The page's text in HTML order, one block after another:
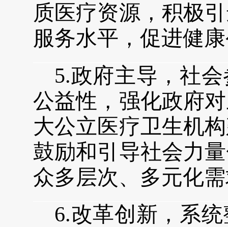
质医疗资源 ，积极
服务水平，促进健
5.政府主导，社
公益性 ， 强化政府
大公立医疗卫生机
鼓励和引导社会力
众多层次、多元化
6.改革创新，系